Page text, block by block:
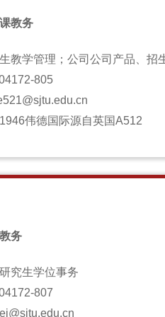
教务
教学管理；公司公司产品、招
805
伟德国际源自英国A512
务
究生学位事务
807